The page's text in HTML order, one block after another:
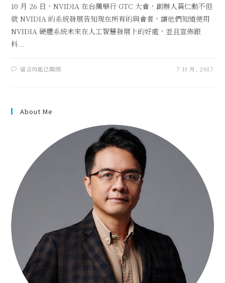
10 月 26 日，NVIDIA 在台灣舉行 GTC 大會，創辦人黃仁勳不但
就 NVIDIA 的系統發展告知現在所有的與會者，讓他們知道使用
NVIDIA 硬體系統未來在人工智慧發展上的好處，並且宣佈跟
科...
留言功能已關閉 7 11 月, 2017
About Me